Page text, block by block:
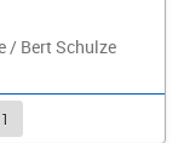
/ Bert Schulze